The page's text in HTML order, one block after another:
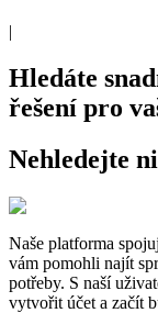
|
Hledáte
řešení pro
Nehledejte
Naše platforma
vám pomohli najít
potřeby. S naší
vytvořit účet a začít